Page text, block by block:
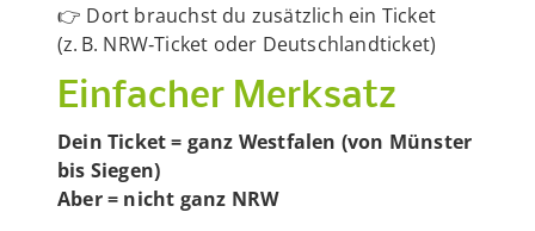
👉 Dort brauchst du zusätzlich ein Ticket
(z. B. NRW‑Ticket oder Deutschlandticket)
Einfacher Merksatz
Dein Ticket = ganz Westfalen (von Münster
bis Siegen)
Aber = nicht ganz NRW